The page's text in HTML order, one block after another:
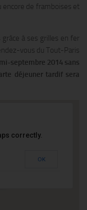
encore de framboises et
à ses grilles en fer
vous du Tout-Paris
septembre 2014 sans
déjeuner tardif sera
correctly.
OK